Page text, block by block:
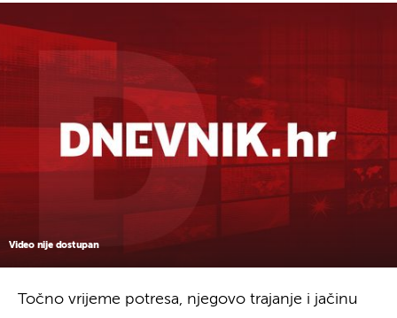
Video nije dostupan
Točno vrijeme potresa, njegovo trajanje i jačinu